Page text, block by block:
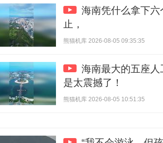
海南凭什么拿下六
止，
熊猫机库 2026-08-05 09:35:35
海南最大的五座
是太震撼了！
熊猫机库 2026-08-05 10:51:35